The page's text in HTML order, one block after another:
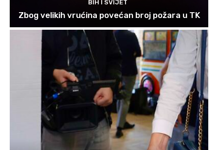
BIH I SVIJET
Zbog velikih vrućina povećan broj požara u TK